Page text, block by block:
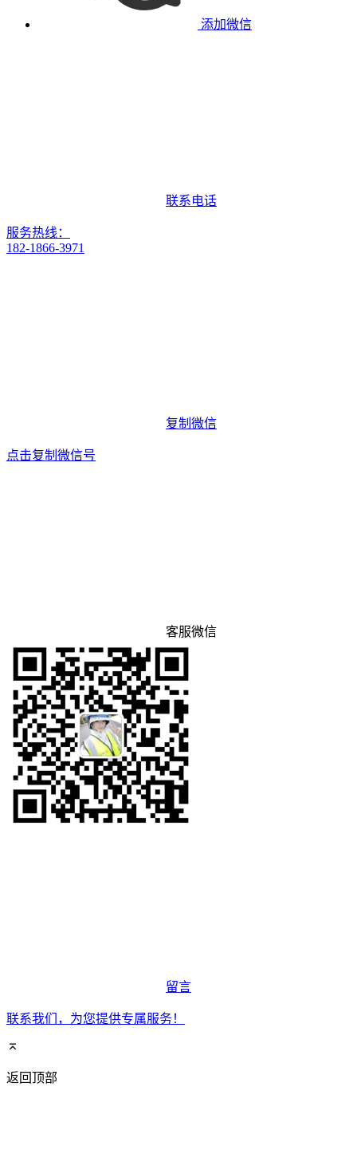
添加微信
联系电话
服务热线：
182-1866-3971
复制微信
点击复制微信号
客服微信
留言
联系我们，为您提供专属服务！
返回顶部